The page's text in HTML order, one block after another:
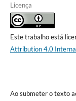
Licença
Este trabalho está
Attribution 4.0
Ao submeter o texto